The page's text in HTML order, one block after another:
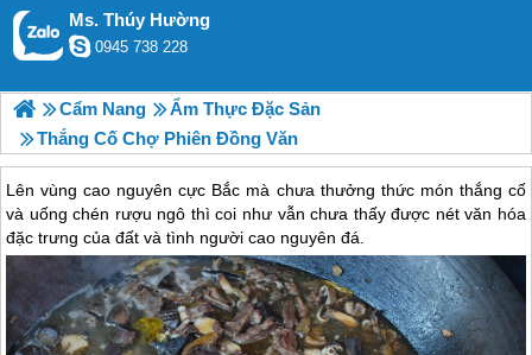
Ms. Thúy Hường
0945 738 228
Cẩm Nang
Ẩm Thực Đặc Sản
Thắng Cố Chợ Phiên Đồng Văn
Lên vùng cao nguyên cực Bắc mà chưa thưởng thức món thắng cố
và uống chén rượu ngô thì coi như vẫn chưa thấy được nét văn hóa
đặc trưng của đất và tình người cao nguyên đá.